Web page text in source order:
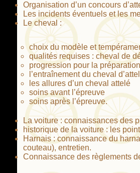
Organisation d’un concours
Les incidents éventuels et les
Le cheval :
choix du modèle et
qualités requises : cheval de
progression pour la
l’entraînement du cheval
les allures d’un cheval attelé
soins avant l’épreuve
soins après l’épreuve.
La voiture : connaissances des
historique de la voiture : les
Harnais : connaissance du
couteau), entretien.
Connaissance des règlements